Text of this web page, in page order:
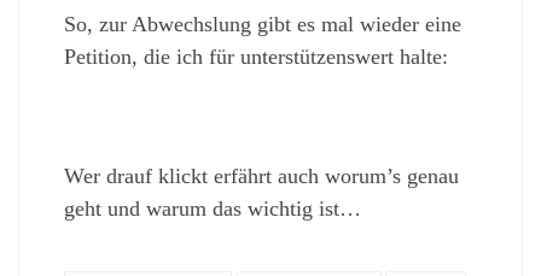
So, zur Abwechslung gibt es mal wieder eine
Petition, die ich für unterstützenswert halte:
Wer drauf klickt erfährt auch worum’s genau
geht und warum das wichtig ist…